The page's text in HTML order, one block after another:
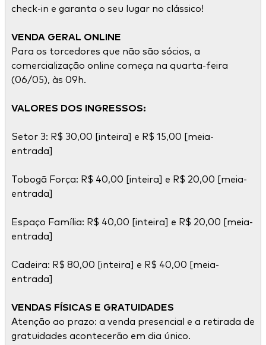
check-in e garanta o seu lugar no clássico!
VENDA GERAL ONLINE
Para os torcedores que não são sócios, a
comercialização online começa na quarta-feira
(06/05), às 09h.
VALORES DOS INGRESSOS:
Setor 3: R$ 30,00 [inteira] e R$ 15,00 [meia-
entrada]
Tobogã Força: R$ 40,00 [inteira] e R$ 20,00 [meia-
entrada]
Espaço Família: R$ 40,00 [inteira] e R$ 20,00 [meia-
entrada]
Cadeira: R$ 80,00 [inteira] e R$ 40,00 [meia-
entrada]
VENDAS FÍSICAS E GRATUIDADES
Atenção ao prazo: a venda presencial e a retirada de
gratuidades acontecerão em dia único.